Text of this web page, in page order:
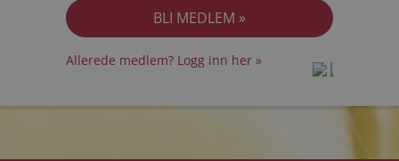
Allerede medlem? Logg inn her »